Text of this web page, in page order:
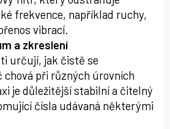
frekvence, například ruchy,
vibrací.
a zkreslení
určují, jak čistě se
chová při různých úrovních
je důležitější stabilní a čitelný
čísla udávaná některými